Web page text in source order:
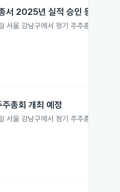
서 2025년 실적 승인 등 안건
울 강남구에서 정기 주주총회를 열
총회 개최 예정
울 강남구에서 정기 주주총회를 열